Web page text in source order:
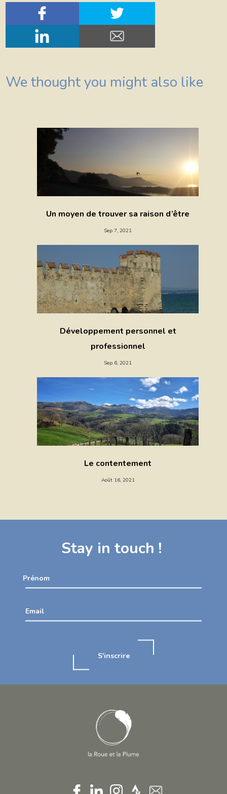
We thought you might also like
Un moyen de trouver sa raison d’être
Sep 7, 2021
Développement personnel et
professionnel
Sep 6, 2021
Le contentement
Août 16, 2021
Stay in touch !
Prénom
Email